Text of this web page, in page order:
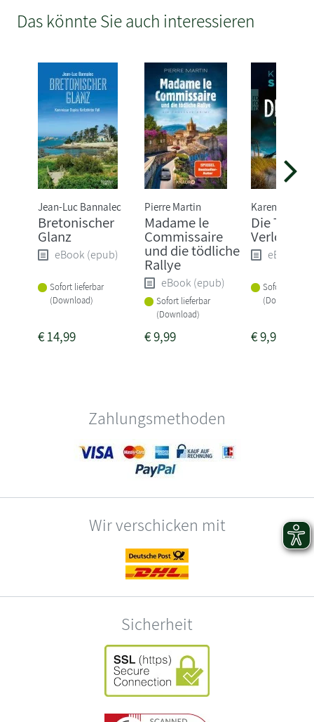
Das könnte Sie auch interessieren
Jean-Luc Bannalec
Bretonischer
Glanz
eBook (epub)
Sofort lieferbar
(Download)
€14,99
Pierre Martin
Madame le
Commissaire
und die tödliche
Rallye
eBook (epub)
Sofort lieferbar
(Download)
€9,99
Karen Sander
Die Tiefe:
Verloren
eBook
Sofort
(Download)
€9,99
Zahlungsmethoden
Wir verschicken mit
Sicherheit